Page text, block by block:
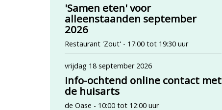
'Samen eten' voor
alleenstaanden september
2026
Restaurant 'Zout' - 17:00 tot 19:30 uur
vrijdag 18 september 2026
Info-ochtend online contact met
de huisarts
de Oase - 10:00 tot 12:00 uur